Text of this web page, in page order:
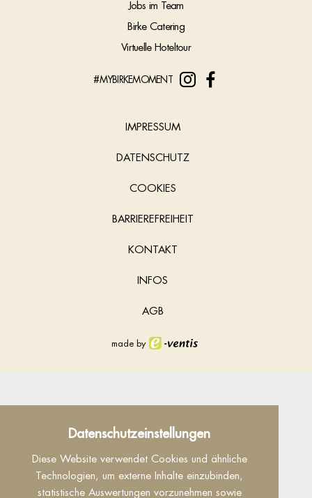
Datenschutzeinstellungen
Diese Website verwendet Cookies und ähnliche
Technologien, um externe Inhalte einzubinden,
statistische Auswertungen vorzunehmen sowie
Jobs im Team
Birke Catering
Virtuelle Hoteltour
#MYBIRKEMOMENT
IMPRESSUM
DATENSCHUTZ
COOKIES
BARRIEREFREIHEIT
KONTAKT
INFOS
AGB
made by
Datenschutz
Dieser Inhalt ist nur sichtbar wenn Sie Cookies
von "Facebook" akzeptieren.
Akzeptieren Einstellungen